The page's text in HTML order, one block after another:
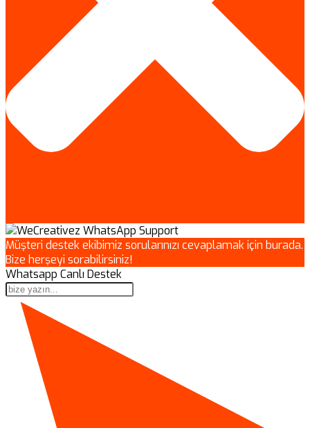
Müşteri destek ekibimiz sorularınızı cevaplamak için burada.
Bize herşeyi sorabilirsiniz!
Whatsapp Canlı Destek